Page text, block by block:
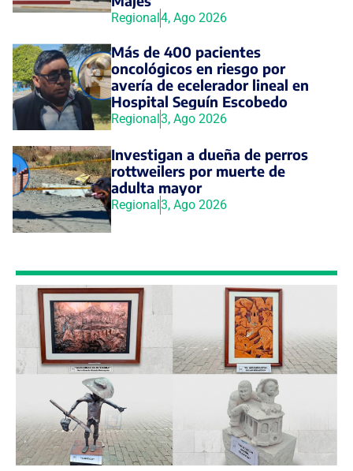
Regional4, Ago 2026
Más de 400 pacientes
oncológicos en riesgo por
avería de ecelerador lineal en
Hospital Seguín Escobedo
Regional3, Ago 2026
Investigan a dueña de perros
rottweilers por muerte de
adulta mayor
Regional3, Ago 2026